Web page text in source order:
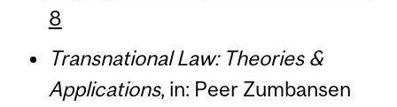
8
Transnational Law: Theories &
Applications, in: Peer Zumbansen